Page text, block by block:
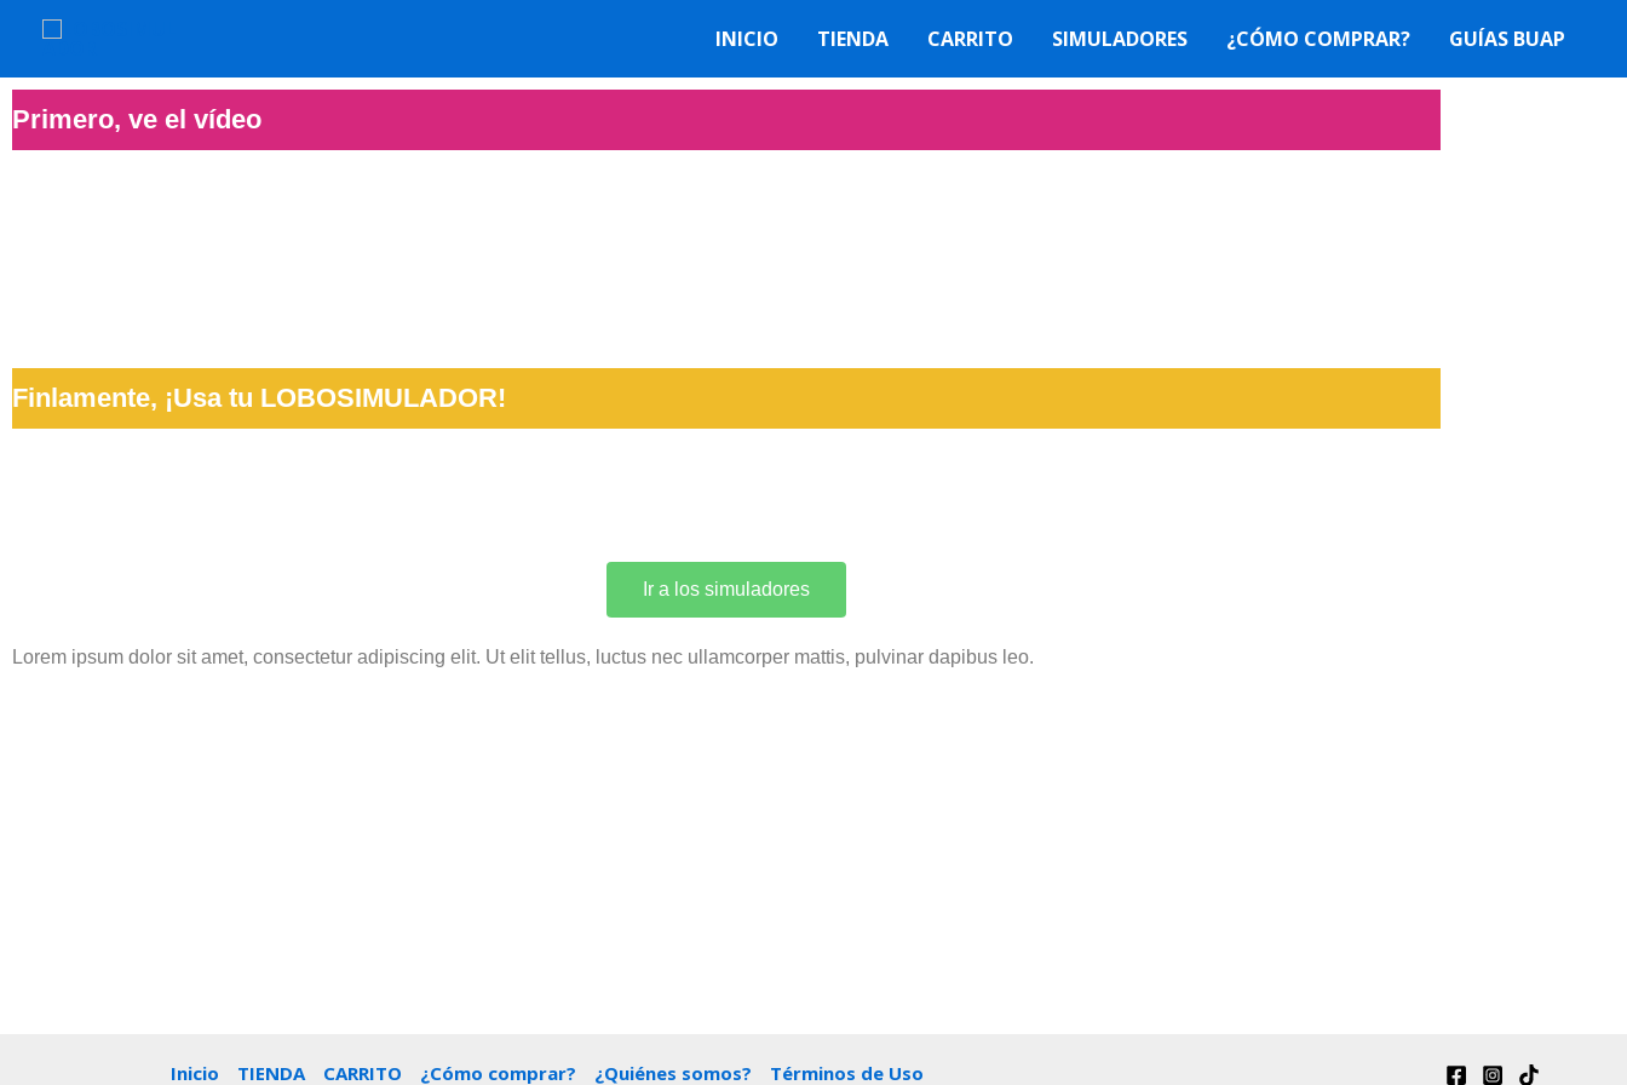
contenido
INICIO TIENDA CARRITO SIMULADORES ¿CÓMO COMPRAR? GUÍAS BUAP
Primero, ve el vídeo
Finlamente, ¡Usa tu LOBOSIMULADOR!
Ir a los simuladores
Lorem ipsum dolor sit amet, consectetur adipiscing elit. Ut elit tellus, luctus nec ullamcorper mattis, pulvinar dapibus leo.
Inicio TIENDA CARRITO ¿Cómo comprar? ¿Quiénes somos? Términos de Uso